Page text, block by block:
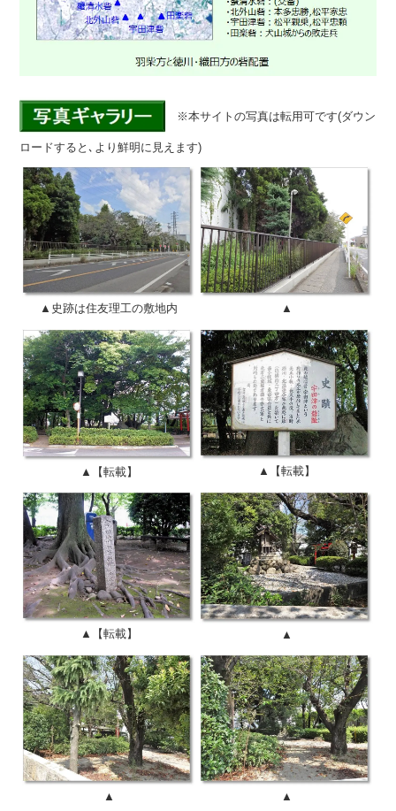
※本サイトの写真は転用可です(ダウン
ロードすると､より鮮明に見えます)
▲史跡は住友理工の敷地内 ▲
▲【転載】 ▲【転載】
▲【転載】 ▲
▲ ▲